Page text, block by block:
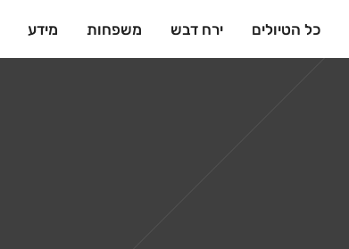
כל הטיולים ירח דבש משפחות מידע